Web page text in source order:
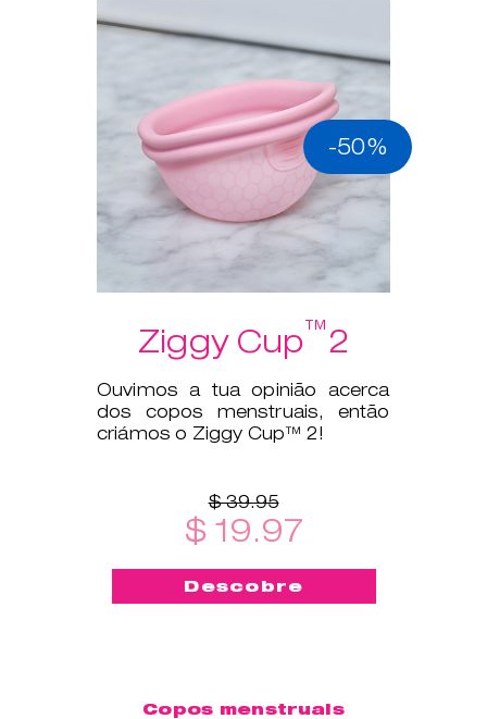
-50%
Ziggy Cup™2
Ouvimos a tua opinião acerca
dos copos menstruais, então
criámos o Ziggy Cup™ 2!
$ 39.95
$ 19.97
Descobre
Copos menstruais